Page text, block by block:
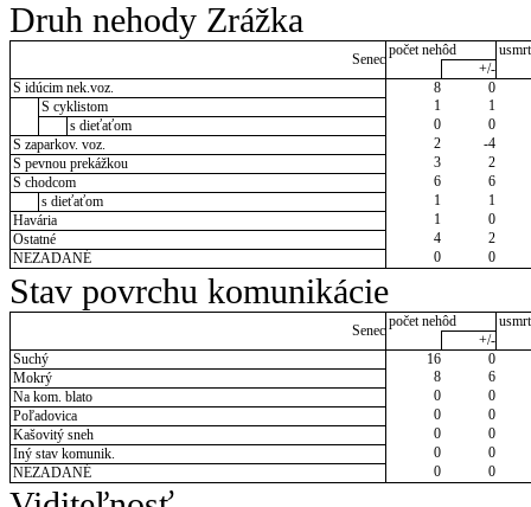
Druh nehody Zrážka
Senec
počet nehôd
+/-
S idúcim nek.voz.
8
0
S cyklistom
1
1
s dieťaťom
0
0
S zaparkov. voz.
2
-4
S pevnou prekážkou
3
2
S chodcom
6
6
s dieťaťom
1
1
Havária
1
0
Ostatné
4
2
NEZADANÉ
0 0
Stav povrchu komunikácie
Senec
počet nehôd
+/-
Suchý
16
0
Mokrý
8
6
Na kom. blato
0
0
Poľadovica
0
0
Kašovitý sneh
0
0
Iný stav komunik.
0
0
NEZADANÉ
0 0